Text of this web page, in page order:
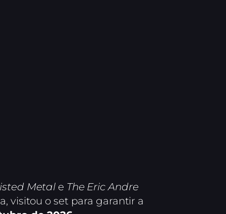
Metal e The Eric Andre
visitou o set para garantir a